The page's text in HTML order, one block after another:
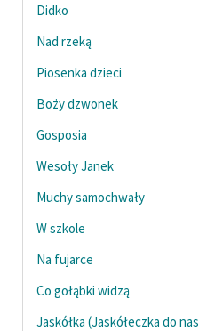
Dane fundacji i
sprawozdania finansowe
Regulamin darowizn
Informacja o treściach
wrażliwych
Deklaracja dostępności
Didko
Nad rzeką
Piosenka dzieci
Boży dzwonek
Gosposia
Wesoły Janek
Muchy samochwały
W szkole
Na fujarce
Co gołąbki widzą
Jaskółka (Jaskółeczka do nas